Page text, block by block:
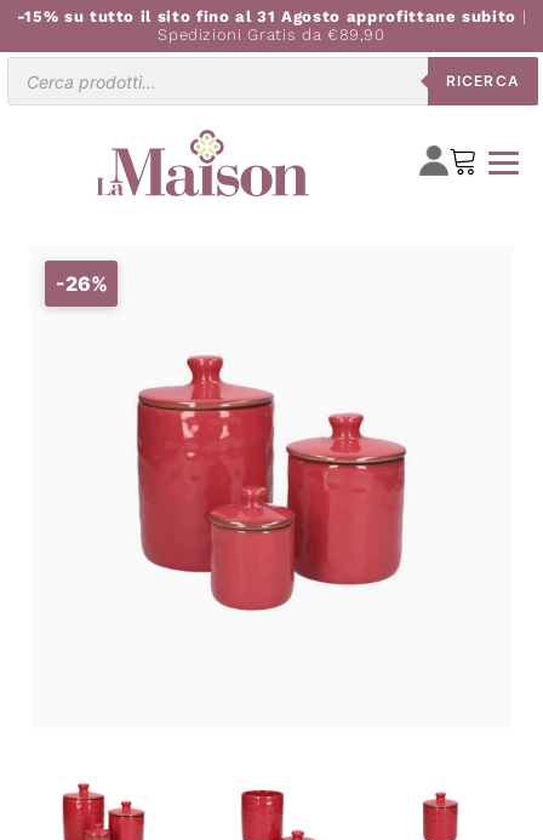
-15% su tutto il sito fino al 31 Agosto approfittane subito |
Spedizioni Gratis da €89,90
RICERCA
-26%